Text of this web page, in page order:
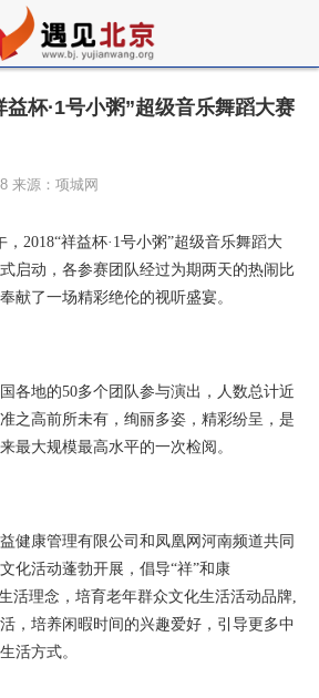
杯·1号小粥”超级音乐舞蹈大赛
来源：项城网
，2018“祥益杯·1号小粥”超级音乐舞蹈大
启动，各参赛团队经过为期两天的热闹比
献了一场精彩绝伦的视听盛宴。
各地的50多个团队参与演出，人数总计近
之高前所未有，绚丽多姿，精彩纷呈，是
最大规模最高水平的一次检阅。
健康管理有限公司和凤凰网河南频道共同
化活动蓬勃开展，倡导“祥”和康
活理念，培育老年群众文化生活活动品牌,
，培养闲暇时间的兴趣爱好，引导更多中
活方式。